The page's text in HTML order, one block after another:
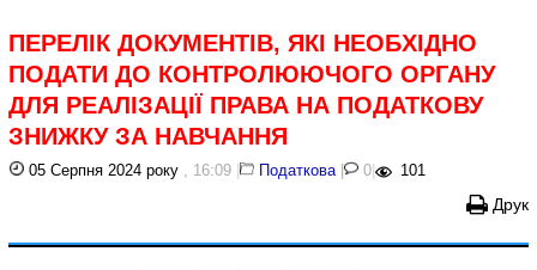
ПЕРЕЛІК ДОКУМЕНТІВ, ЯКІ НЕОБХІДНО
ПОДАТИ ДО КОНТРОЛЮЮЧОГО ОРГАНУ
ДЛЯ РЕАЛІЗАЦІЇ ПРАВА НА ПОДАТКОВУ
ЗНИЖКУ ЗА НАВЧАННЯ
05 Серпня 2024 року , 16:09 | Податкова| 0 | 101
Друк